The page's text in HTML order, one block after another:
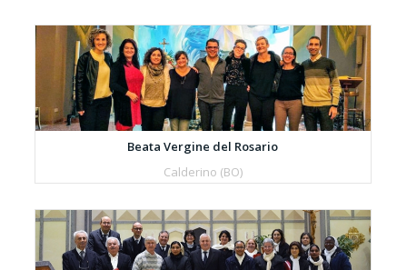
Beata Vergine del Rosario
Calderino (BO)